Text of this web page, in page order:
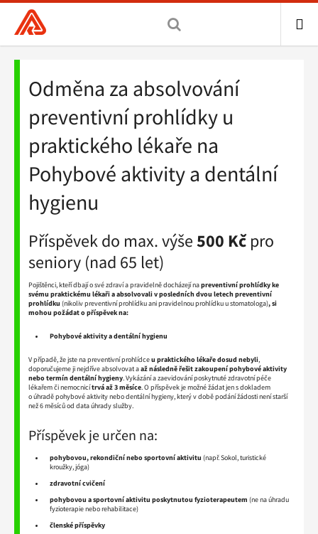
Všeobecná
zdravotní
hlavní
navigace
Pohybové
dentální
hygiena
Odměna za absolvování
preventivní prohlídky u
praktického lékaře na
Pohybové aktivity a dentální
hygienu
Příspěvek do max. výše500 Kč pro
seniory (nad 65 let)
Pojištěnci, kteří dbají o své zdraví a pravidelně docházejí napreventivní prohlídky ke
svému praktickému lékaři a absolvovali v posledních dvou letech preventivní
prohlídku (nikoliv preventivní prohlídku ani pravidelnou prohlídku u stomatologa), si
mohou požádat o příspěvek na:
Pohybové aktivity a dentální hygienu
V případě, že jste na preventivní prohlídceu praktického lékaře dosud nebyli,
doporučujeme ji nejdříve absolvovat aaž následně řešit zakoupení pohybové aktivity
nebo termín dentální hygieny. Vykázání a zaevidování poskytnuté zdravotní péče
lékařem či nemocnicítrvá až 3 měsíce. O příspěvek je možné žádat jen s dokladem
o úhradě pohybové aktivity nebo dentální hygieny, který v době podání žádosti není starší
než 6 měsíců od data úhrady služby.
Příspěvek je určen na:
pohybovou, rekondiční nebo sportovní aktivitu (např. Sokol, turistické
kroužky, jóga)
zdravotní cvičení
pohybovou a sportovní aktivitu poskytnutou fyzioterapeutem (ne na úhradu
fyzioterapie nebo rehabilitace)
členské příspěvky